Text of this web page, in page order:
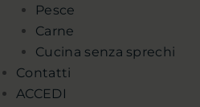
Pesce
Carne
Cucina senza sprechi
Contatti
ACCEDI